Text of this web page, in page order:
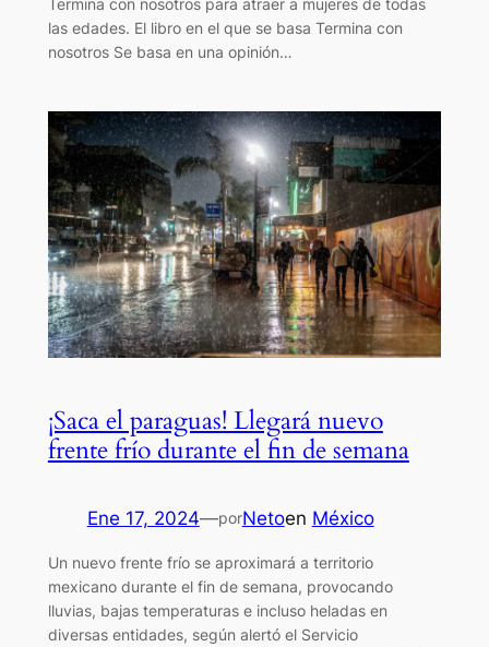
las edades. El libro en el que se basa Termina con
nosotros Se basa en una opinión…
¡Saca el paraguas! Llegará nuevo
frente frío durante el fin de semana
Ene 17, 2024—porNetoen México
Un nuevo frente frío se aproximará a territorio
mexicano durante el fin de semana, provocando
lluvias, bajas temperaturas e incluso heladas en
diversas entidades, según alertó el Servicio